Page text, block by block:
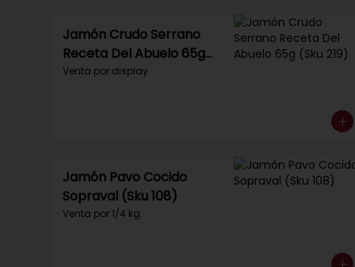
Jamón Crudo Serrano
Receta Del Abuelo 65g
(Sku 219)
Venta por display.
Jamón Pavo Cocido
Sopraval (Sku 108)
Venta por 1/4 kg.